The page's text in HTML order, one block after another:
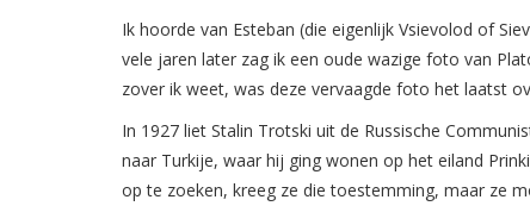
Ik hoorde van Esteban (die eigenlijk Vsievolod of
vele jaren later zag ik een oude wazige foto van
zover ik weet, was deze vervaagde foto het laatst
In 1927 liet Stalin Trotski uit de Russische
naar Turkije, waar hij ging wonen op het eiland
op te zoeken, kreeg ze die toestemming, maar ze